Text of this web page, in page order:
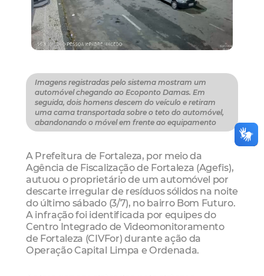
Imagens registradas pelo sistema mostram um
automóvel chegando ao Ecoponto Damas. Em
seguida, dois homens descem do veículo e retiram
uma cama transportada sobre o teto do automóvel,
abandonando o móvel em frente ao equipamento
A Prefeitura de Fortaleza, por meio da
Agência de Fiscalização de Fortaleza (Agefis),
autuou o proprietário de um automóvel por
descarte irregular de resíduos sólidos na noite
do último sábado (3/7), no bairro Bom Futuro.
A infração foi identificada por equipes do
Centro Integrado de Videomonitoramento
de Fortaleza (CIVFor) durante ação da
Operação Capital Limpa e Ordenada.